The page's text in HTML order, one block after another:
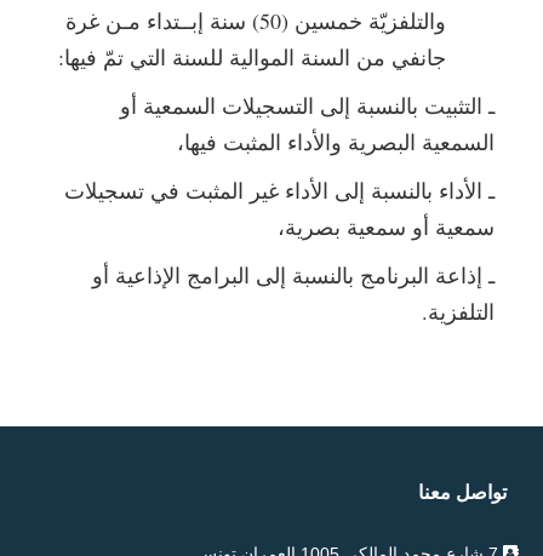
والتلفزيّة خمسين (50) سنة إبــتداء مـن غرة
جانفي من السنة الموالية للسنة التي تمّ فيها:
ـ التثبيت بالنسبة إلى التسجيلات السمعية أو
السمعية البصرية والأداء المثبت فيها،
ـ الأداء بالنسبة إلى الأداء غير المثبت في تسجيلات
سمعية أو سمعية بصرية،
ـ إذاعة البرنامج بالنسبة إلى البرامج الإذاعية أو
التلفزية.
تواصل معنا